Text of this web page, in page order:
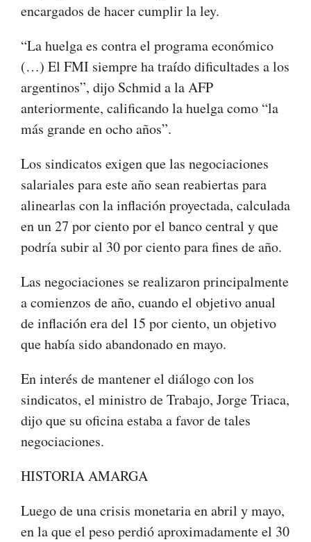
encargados de hacer cumplir la ley.
“La huelga es contra el programa económico
(…) El FMI siempre ha traído dificultades a los
argentinos”, dijo Schmid a la AFP
anteriormente, calificando la huelga como “la
más grande en ocho años”.
Los sindicatos exigen que las negociaciones
salariales para este año sean reabiertas para
alinearlas con la inflación proyectada, calculada
en un 27 por ciento por el banco central y que
podría subir al 30 por ciento para fines de año.
Las negociaciones se realizaron principalmente
a comienzos de año, cuando el objetivo anual
de inflación era del 15 por ciento, un objetivo
que había sido abandonado en mayo.
En interés de mantener el diálogo con los
sindicatos, el ministro de Trabajo, Jorge Triaca,
dijo que su oficina estaba a favor de tales
negociaciones.
HISTORIA AMARGA
Luego de una crisis monetaria en abril y mayo,
en la que el peso perdió aproximadamente el 30